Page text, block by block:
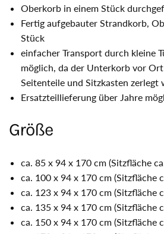
Oberkorb in einem Stück
Fertig aufgebauter Strandkorb,
Stück
einfacher Transport durch kleine
möglich, da der Unterkorb vor
Seitenteile und Sitzkasten zerlegt
Ersatzteillieferung über Jahre
Größe
ca. 85 x 94 x 170 cm (Sitzfläche
ca. 100 x 94 x 170 cm (Sitzfläche
ca. 123 x 94 x 170 cm (Sitzfläche
ca. 135 x 94 x 170 cm (Sitzfläche
ca. 150 x 94 x 170 cm (Sitzfläche